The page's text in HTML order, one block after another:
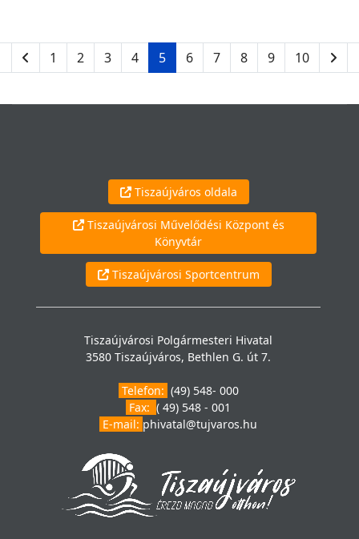
1 2 3 4 5 6 7 8 9 10
Tiszaújváros oldala
Tiszaújvárosi Művelődési Központ és
Könyvtár
Tiszaújvárosi Sportcentrum
Tiszaújvárosi Polgármesteri Hivatal
3580 Tiszaújváros, Bethlen G. út 7.
Telefon: (49) 548- 000
Fax: ( 49) 548 - 001
E-mail: phivatal@tujvaros.hu